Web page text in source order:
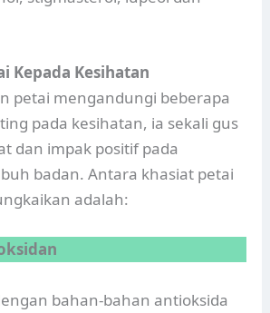
Kepada Kesihatan
petai mengandungi beberapa
pada kesihatan, ia sekali gus
dan impak positif pada
badan. Antara khasiat petai
adalah:
bahan-bahan antioksida